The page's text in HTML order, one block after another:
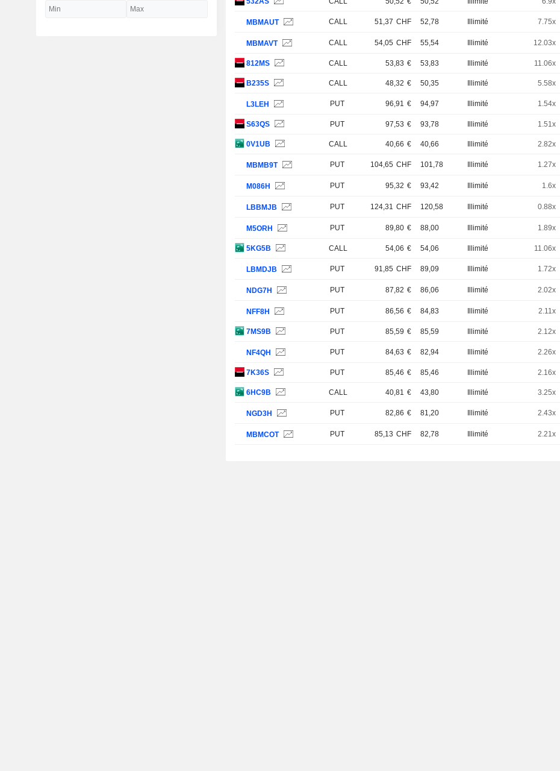
MBMAUT CALL 51,37 CHF 52,78 Illimité 7.75x
MBMAVT CALL 54,05 CHF 55,54 Illimité 12.03x
812MS CALL 53,83 € 53,83 Illimité 11.06x
B235S CALL 48,32 € 50,35 Illimité 5.58x
L3LEH PUT 96,91 € 94,97 Illimité 1.54x
S63QS PUT 97,53 € 93,78 Illimité 1.51x
0V1UB CALL 40,66 € 40,66 Illimité 2.82x
MBMB9T PUT 104,65 CHF 101,78 Illimité 1.27x
M086H PUT 95,32 € 93,42 Illimité 1.6x
LBBMJB PUT 124,31 CHF 120,58 Illimité 0.88x
M5ORH PUT 89,80 € 88,00 Illimité 1.89x
5KG5B CALL 54,06 € 54,06 Illimité 11.06x
LBMDJB PUT 91,85 CHF 89,09 Illimité 1.72x
NDG7H PUT 87,82 € 86,06 Illimité 2.02x
NFF8H PUT 86,56 € 84,83 Illimité 2.11x
7MS9B PUT 85,59 € 85,59 Illimité 2.12x
NF4QH PUT 84,63 € 82,94 Illimité 2.26x
7K36S PUT 85,46 € 85,46 Illimité 2.16x
6HC9B CALL 40,81 € 43,80 Illimité 3.25x
NGD3H PUT 82,86 € 81,20 Illimité 2.43x
MBMCOT PUT 85,13 CHF 82,78 Illimité 2.21x